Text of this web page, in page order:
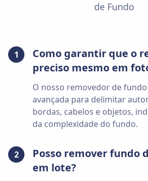
de Fundo
1
Como garantir que o
preciso mesmo em
O nosso removedor de
avançada para delimitar
bordas, cabelos e objetos,
da complexidade do fundo.
2
Posso remover fundo
em lote?